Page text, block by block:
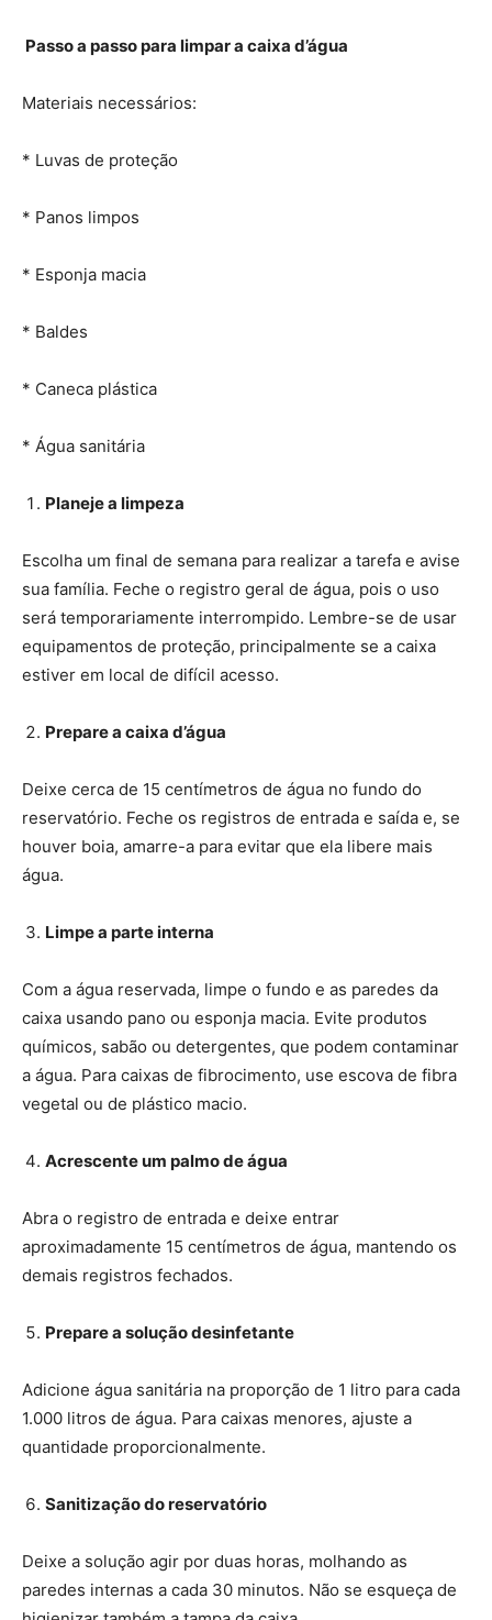
Passo a passo para limpar a caixa d’água
Materiais necessários:
* Luvas de proteção
* Panos limpos
* Esponja macia
* Baldes
* Caneca plástica
* Água sanitária
Planeje a limpeza
Escolha um final de semana para realizar a tarefa e avise
sua família. Feche o registro geral de água, pois o uso
será temporariamente interrompido. Lembre-se de usar
equipamentos de proteção, principalmente se a caixa
estiver em local de difícil acesso.
Prepare a caixa d’água
Deixe cerca de 15 centímetros de água no fundo do
reservatório. Feche os registros de entrada e saída e, se
houver boia, amarre-a para evitar que ela libere mais
água.
Limpe a parte interna
Com a água reservada, limpe o fundo e as paredes da
caixa usando pano ou esponja macia. Evite produtos
químicos, sabão ou detergentes, que podem contaminar
a água. Para caixas de fibrocimento, use escova de fibra
vegetal ou de plástico macio.
Acrescente um palmo de água
Abra o registro de entrada e deixe entrar
aproximadamente 15 centímetros de água, mantendo os
demais registros fechados.
Prepare a solução desinfetante
Adicione água sanitária na proporção de 1 litro para cada
1.000 litros de água. Para caixas menores, ajuste a
quantidade proporcionalmente.
Sanitização do reservatório
Deixe a solução agir por duas horas, molhando as
paredes internas a cada 30 minutos. Não se esqueça de